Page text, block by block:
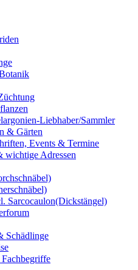
Liebhaber/Sammler
& Gärten
Events & Termine
Adressen
Sarcocaulon(Dickstängel)
Schädlinge